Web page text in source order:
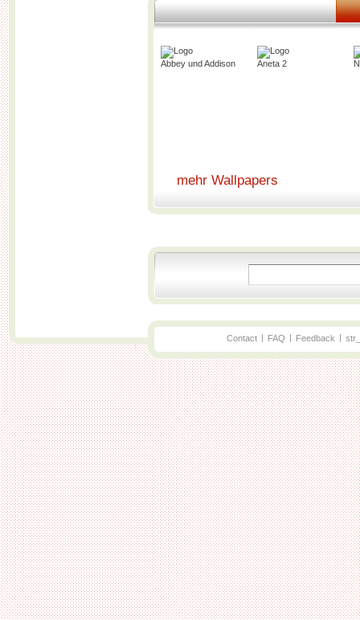
Abbey und Addison Aneta 2
mehr Wallpapers
Contact | FAQ | Feedback |